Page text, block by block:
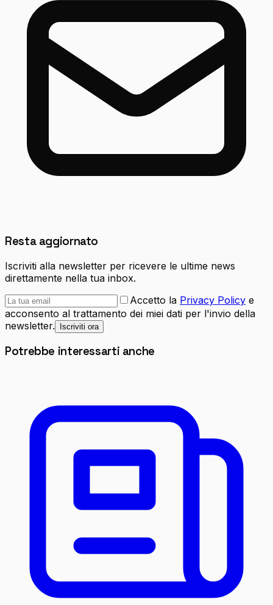
Resta aggiornato
Iscriviti alla newsletter per ricevere le ultime news
direttamente nella tua inbox.
Accetto la Privacy Policy e
acconsento al trattamento dei miei dati per l'invio della
newsletter.
Iscriviti ora
Potrebbe interessarti anche